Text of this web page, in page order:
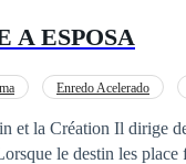
das Weingut seiner Familie
immer mehr
— Wer sagt, dass du diesmal die Einzige wärst,
A ESPOSA
Enredo Acelerado
et la Création ​Il dirige
le destin les place